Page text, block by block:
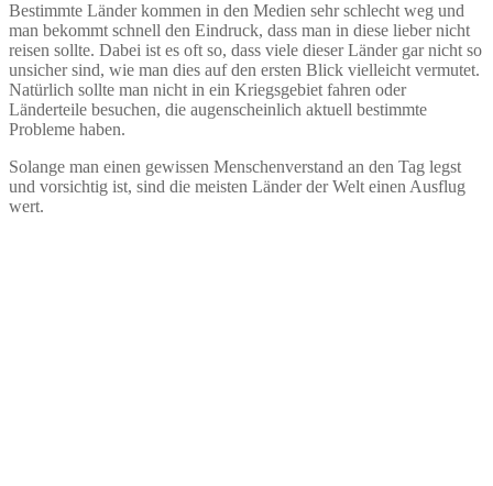
Bestimmte Länder kommen in den Medien sehr schlecht weg und
man bekommt schnell den Eindruck, dass man in diese lieber nicht
reisen sollte. Dabei ist es oft so, dass viele dieser Länder gar nicht so
unsicher sind, wie man dies auf den ersten Blick vielleicht vermutet.
Natürlich sollte man nicht in ein Kriegsgebiet fahren oder
Länderteile besuchen, die augenscheinlich aktuell bestimmte
Probleme haben.
Solange man einen gewissen Menschenverstand an den Tag legst
und vorsichtig ist, sind die meisten Länder der Welt einen Ausflug
wert.